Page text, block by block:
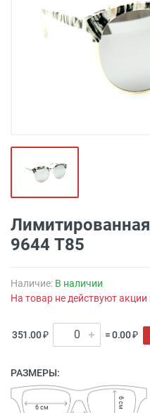
9644 T85
Наличие: В наличии
На товар не действуют акции
351.00 ₽ = 0.00 ₽
РАЗМЕРЫ:
6 см 6 см